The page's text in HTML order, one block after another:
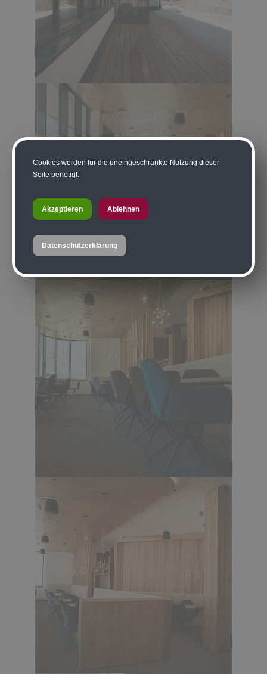
Cookies werden für die uneingeschränkte Nutzung dieser
Seite benötigt.
Akzeptieren Ablehnen
Datenschutzerklärung